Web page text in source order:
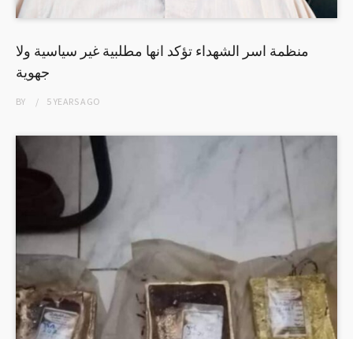
منظمة اسر الشهداء تؤكد انها مطلبية غير سياسية ولا
جهوية
BY 5 YEARSAGO